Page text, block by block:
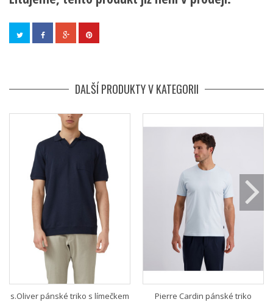
DALŠÍ PRODUKTY V KATEGORII
s.Oliver pánské triko s límečkem Pierre Cardin pánské triko